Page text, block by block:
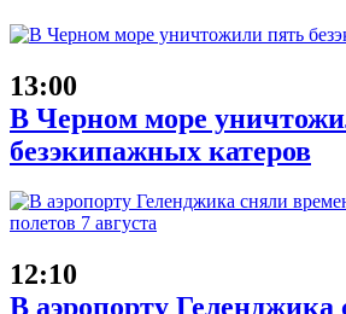
13:00
В Черном море
безэкипажных катеров
12:10
В аэропорту Геленджика